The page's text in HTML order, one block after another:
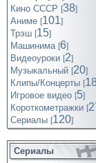
Кино СССР [38]
Аниме [101]
Трэш [15]
Машинима [6]
Видеоуроки [2]
Музыкальный [20]
Клипы/Концерты [
Игровое видео [5]
Короткометражки [
Cериалы [120]
Сериалы